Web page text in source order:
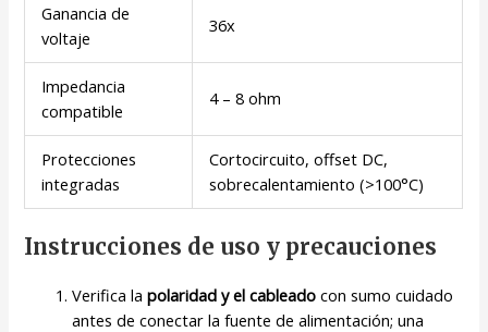
Ganancia de
voltaje
36x
Impedancia
compatible
4 – 8 ohm
Protecciones
integradas
Cortocircuito, offset DC,
sobrecalentamiento (>100°C)
Instrucciones de uso y precauciones
Verifica lapolaridad y el cableado con sumo cuidado
antes de conectar la fuente de alimentación; una